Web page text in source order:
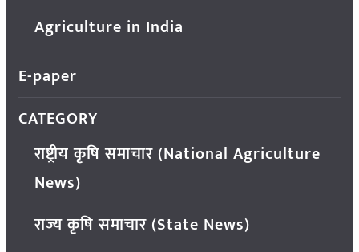
Agriculture in India
E-paper
CATEGORY
राष्ट्रीय कृषि समाचार (National Agriculture
News)
राज्य कृषि समाचार (State News)